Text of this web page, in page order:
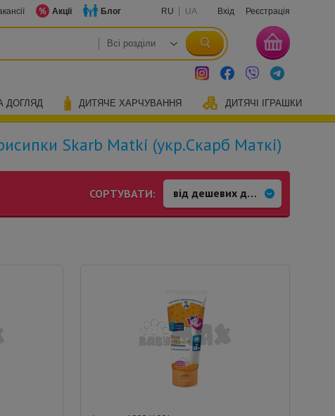
Акції Блог RU UA Вхід Реєстрація
ДОГЛЯД ДИТЯЧЕ ХАРЧУВАННЯ ДИТЯЧІ ІГРАШКИ
Skarb Matki (укр.Скарб Маткі)
СОРТУВАТИ: